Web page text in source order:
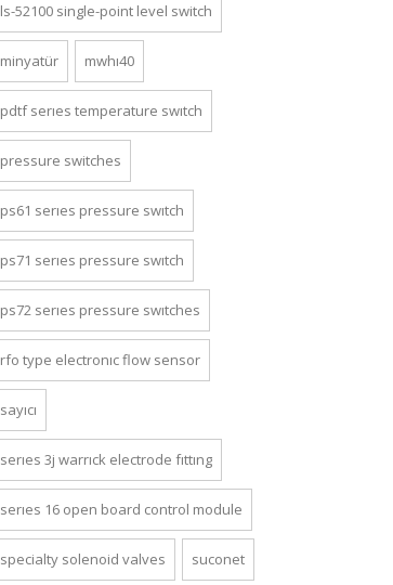
ls-52100 si̇ngle-poi̇nt level swi̇tch
minyatür mwhi40
pdtf series temperature switch
pressure switches
ps61 series pressure switch
ps71 series pressure switch
ps72 series pressure switches
rfo type electronic flow sensor
sayıcı
series 3j warrick electrode fitting
series 16 open board control module
specialty solenoid valves suconet